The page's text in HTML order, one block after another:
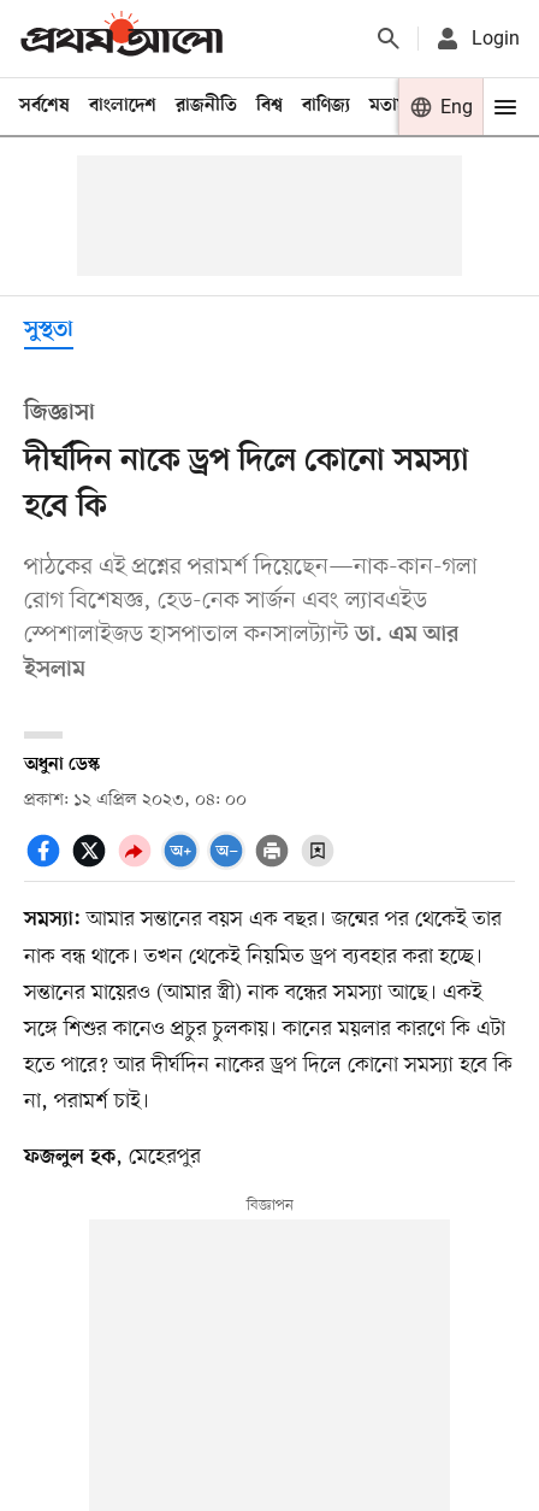
Login
সর্বশেষ বাংলাদেশ রাজনীতি বিশ্ব বাণিজ্য মতামত খেলা
Eng
সুস্থতা
জিজ্ঞাসা
দীর্ঘদিন নাকে ড্রপ দিলে কোনো সমস্যা
হবে কি
পাঠকের এই প্রশ্নের পরামর্শ দিয়েছেন—নাক-কান-গলা
রোগ বিশেষজ্ঞ, হেড-নেক সার্জন এবং ল্যাবএইড
স্পেশালাইজড হাসপাতাল কনসালট্যান্টডা. এম আর
ইসলাম
অধুনা ডেস্ক
প্রকাশ: ১২ এপ্রিল ২০২৩, ০৪: ০০
সমস্যা: আমার সন্তানের বয়স এক বছর। জন্মের পর থেকেই তার
নাক বন্ধ থাকে। তখন থেকেই নিয়মিত ড্রপ ব্যবহার করা হচ্ছে।
সন্তানের মায়েরও (আমার স্ত্রী) নাক বন্ধের সমস্যা আছে। একই
সঙ্গে শিশুর কানেও প্রচুর চুলকায়। কানের ময়লার কারণে কি এটা
হতে পারে? আর দীর্ঘদিন নাকের ড্রপ দিলে কোনো সমস্যা হবে কি
না, পরামর্শ চাই।
ফজলুল হক, মেহেরপুর